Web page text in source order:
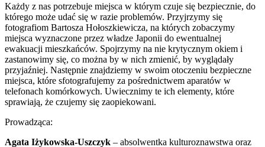
Każdy z nas potrzebuje miejsca w którym czuje się bezpiecznie, do
którego może udać się w razie problemów. Przyjrzymy się
fotografiom Bartosza Hołoszkiewicza, na których zobaczymy
miejsca wyznaczone przez władze Japonii do ewentualnej
ewakuacji mieszkańców. Spojrzymy na nie krytycznym okiem i
zastanowimy się, co można by w nich zmienić, by wyglądały
przyjaźniej. Następnie znajdziemy w swoim otoczeniu bezpieczne
miejsca, które sfotografujemy za pośrednictwem aparatów w
telefonach komórkowych. Uwiecznimy te ich elementy, które
sprawiają, że czujemy się zaopiekowani.
Prowadząca:
Agata Iżykowska-Uszczyk – absolwentka kulturoznawstwa oraz